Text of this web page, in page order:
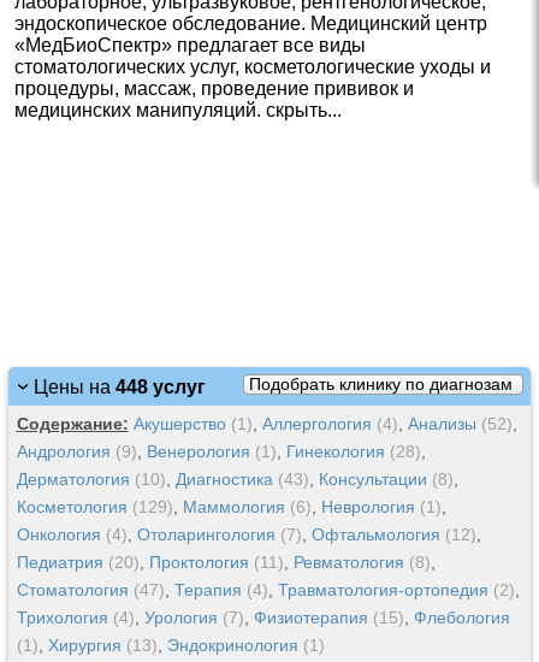
эндоскопическое обследование. Медицинский центр
«МедБиоСпектр» предлагает все виды
стоматологических услуг, косметологические уходы и
процедуры, массаж, проведение прививок и
медицинских манипуляций. скрыть...
Цены на 448 услуг Подобрать клинику по диагнозам
Содержание: Акушерство (1) Аллергология (4) Анализы (52)
Андрология (9) Венерология (1) Гинекология (28)
Дерматология (10) Диагностика (43) Консультации (8)
Косметология (129) Маммология (6) Неврология (1)
Онкология (4) Отоларингология (7) Офтальмология (12)
Педиатрия (20) Проктология (11) Ревматология (8)
Стоматология (47) Терапия (4) Травматология-ортопедия (2)
Трихология (4) Урология (7) Физиотерапия (15) Флебология
(1)
Хирургия (13) Эндокринология (1)